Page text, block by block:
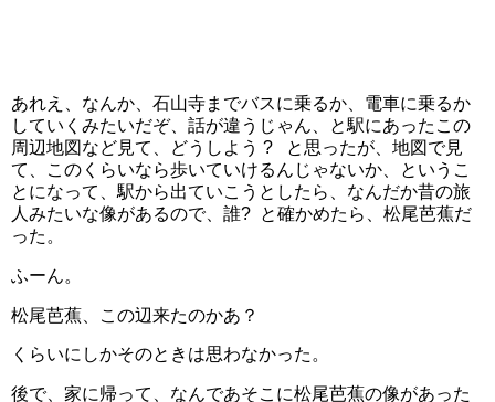
あれえ、なんか、石山寺までバスに乗るか、電車に乗るか
していくみたいだぞ、話が違うじゃん、と駅にあったこの
周辺地図など見て、どうしよう ? と思ったが、地図で見
て、このくらいなら歩いていけるんじゃないか、というこ
とになって、駅から出ていこうとしたら、なんだか昔の旅
人みたいな像があるので、誰? と確かめたら、松尾芭蕉だ
った。
ふーん。
松尾芭蕉、この辺来たのかあ？
くらいにしかそのときは思わなかった。
後で、家に帰って、なんであそこに松尾芭蕉の像があった